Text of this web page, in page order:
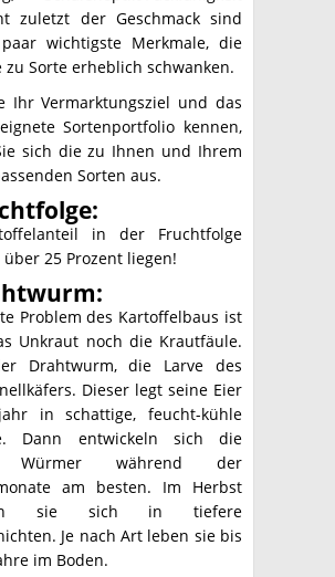
zuletzt der Geschmack sind
wichtigste Merkmale, die
zu Sorte erheblich schwanken.
Ihr Vermarktungsziel und das
Sortenportfolio kennen,
sich die zu Ihnen und Ihrem
Sorten aus.
in der Fruchtfolge
25 Prozent liegen!
Problem des Kartoffelbaus ist
Unkraut noch die Krautfäule.
Drahtwurm, die Larve des
Dieser legt seine Eier
in schattige, feucht-kühle
Dann entwickeln sich die
Würmer während der
am besten. Im Herbst
sie sich in tiefere
Je nach Art leben sie bis
im Boden.